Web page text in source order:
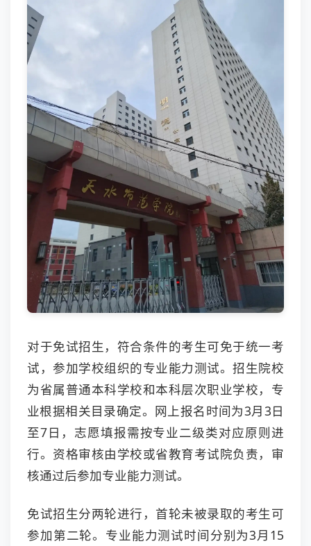
对于免试招生，符合条件的考生可免于统一考
试，参加学校组织的专业能力测试。招生院校
为省属普通本科学校和本科层次职业学校，专
业根据相关目录确定。网上报名时间为3月3日
至7日，志愿填报需按专业二级类对应原则进
行。资格审核由学校或省教育考试院负责，审
核通过后参加专业能力测试。
免试招生分两轮进行，首轮未被录取的考生可
参加第二轮。专业能力测试时间分别为3月15